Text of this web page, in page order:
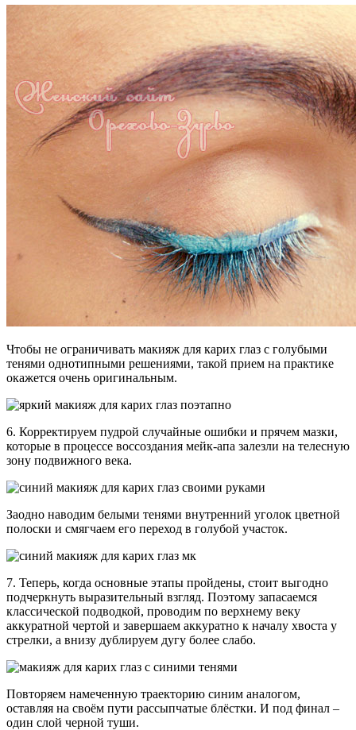
Чтобы не ограничивать макияж для карих глаз с голубыми
тенями однотипными решениями, такой прием на практике
окажется очень оригинальным.
6. Корректируем пудрой случайные ошибки и прячем мазки,
которые в процессе воссоздания мейк-апа залезли на телесную
зону подвижного века.
Заодно наводим белыми тенями внутренний уголок цветной
полоски и смягчаем его переход в голубой участок.
7. Теперь, когда основные этапы пройдены, стоит выгодно
подчеркнуть выразительный взгляд. Поэтому запасаемся
классической подводкой, проводим по верхнему веку
аккуратной чертой и завершаем аккуратно к началу хвоста у
стрелки, а внизу дублируем дугу более слабо.
Повторяем намеченную траекторию синим аналогом,
оставляя на своём пути рассыпчатые блёстки. И под финал –
один слой черной туши.